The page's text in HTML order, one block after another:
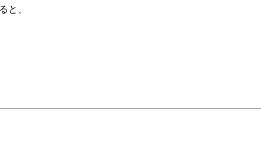
と、